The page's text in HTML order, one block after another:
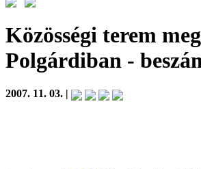
Közösségi terem
Polgárdiban -
2007. 11. 03. |